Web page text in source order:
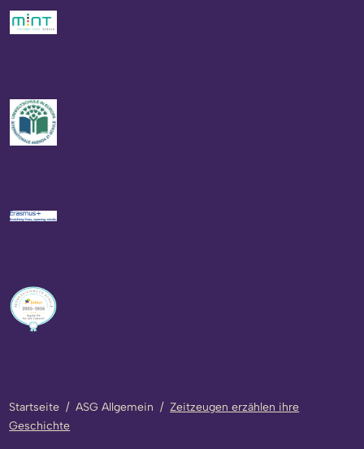
Startseite /ASG Allgemein /Zeitzeugen erzählen ihre
Geschichte